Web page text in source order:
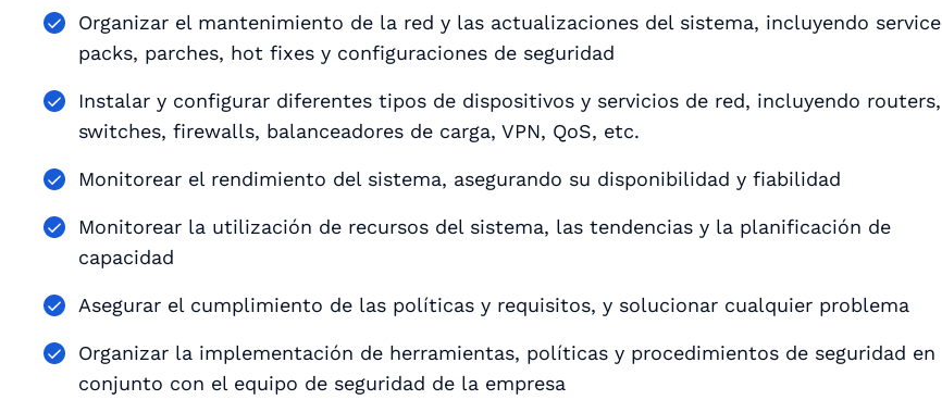
Organizar el mantenimiento de la red y las actualizaciones del sistema, incluyendo service
packs, parches, hot fixes y configuraciones de seguridad
Instalar y configurar diferentes tipos de dispositivos y servicios de red, incluyendo routers,
switches, firewalls, balanceadores de carga, VPN, QoS, etc.
Monitorear el rendimiento del sistema, asegurando su disponibilidad y fiabilidad
Monitorear la utilización de recursos del sistema, las tendencias y la planificación de
capacidad
Asegurar el cumplimiento de las políticas y requisitos, y solucionar cualquier problema
Organizar la implementación de herramientas, políticas y procedimientos de seguridad en
conjunto con el equipo de seguridad de la empresa